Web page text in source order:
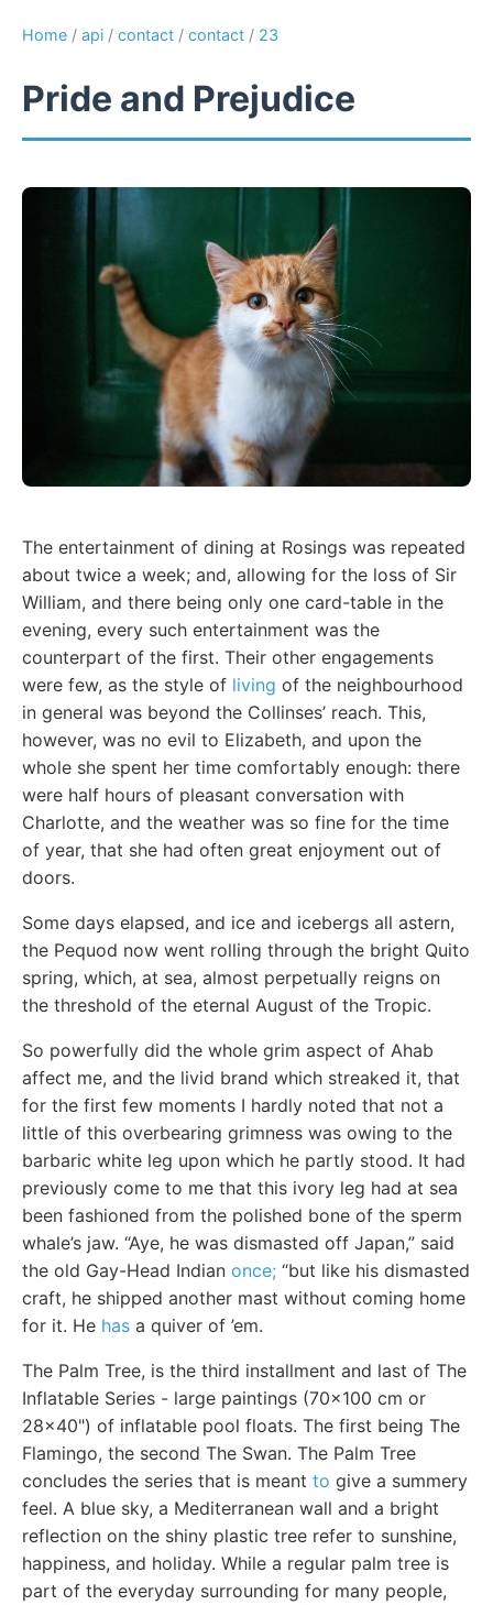
Home / api / contact / contact / 23
Pride and Prejudice
The entertainment of dining at Rosings was repeated
about twice a week; and, allowing for the loss of Sir
William, and there being only one card-table in the
evening, every such entertainment was the
counterpart of the first. Their other engagements
were few, as the style of living of the neighbourhood
in general was beyond the Collinses’ reach. This,
however, was no evil to Elizabeth, and upon the
whole she spent her time comfortably enough: there
were half hours of pleasant conversation with
Charlotte, and the weather was so fine for the time
of year, that she had often great enjoyment out of
doors.
Some days elapsed, and ice and icebergs all astern,
the Pequod now went rolling through the bright Quito
spring, which, at sea, almost perpetually reigns on
the threshold of the eternal August of the Tropic.
So powerfully did the whole grim aspect of Ahab
affect me, and the livid brand which streaked it, that
for the first few moments I hardly noted that not a
little of this overbearing grimness was owing to the
barbaric white leg upon which he partly stood. It had
previously come to me that this ivory leg had at sea
been fashioned from the polished bone of the sperm
whale’s jaw. “Aye, he was dismasted off Japan,” said
the old Gay-Head Indian once; “but like his dismasted
craft, he shipped another mast without coming home
for it. He has a quiver of ’em.
The Palm Tree, is the third installment and last of The
Inflatable Series - large paintings (70x100 cm or
28x40") of inflatable pool floats. The first being The
Flamingo, the second The Swan. The Palm Tree
concludes the series that is meant to give a summery
feel. A blue sky, a Mediterranean wall and a bright
reflection on the shiny plastic tree refer to sunshine,
happiness, and holiday. While a regular palm tree is
part of the everyday surrounding for many people,